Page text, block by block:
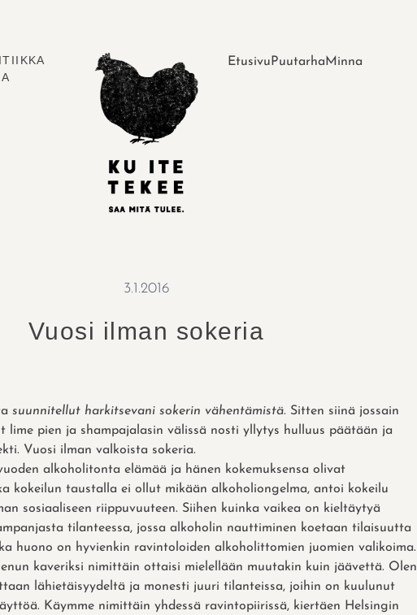
Etusivu Puutarha Minna
3.1.2016
Vuosi ilman sokeria
suunnitellut harkitsevani sokerin vähentämistä. Sitten siinä jossain
lime pien ja shampajalasin välissä nosti yllytys hulluus päätään ja
Vuosi ilman valkoista sokeria.
alkoholitonta elämää ja hänen kokemuksensa olivat
kokeilun taustalla ei ollut mikään alkoholiongelma, antoi kokeilu
sosiaaliseen riippuvuuteen. Siihen kuinka vaikea on kieltäytyä
tilanteessa, jossa alkoholin nauttiminen koetaan tilaisuutta
huono on hyvienkin ravintoloiden alkoholittomien juomien valikoima.
kaveriksi nimittäin ottaisi mielellään muutakin kuin jäävettä. Olen
lähietäisyydeltä ja monesti juuri tilanteissa, joihin on kuulunut
Käymme nimittäin yhdessä ravintopiirissä, kiertäen Helsingin